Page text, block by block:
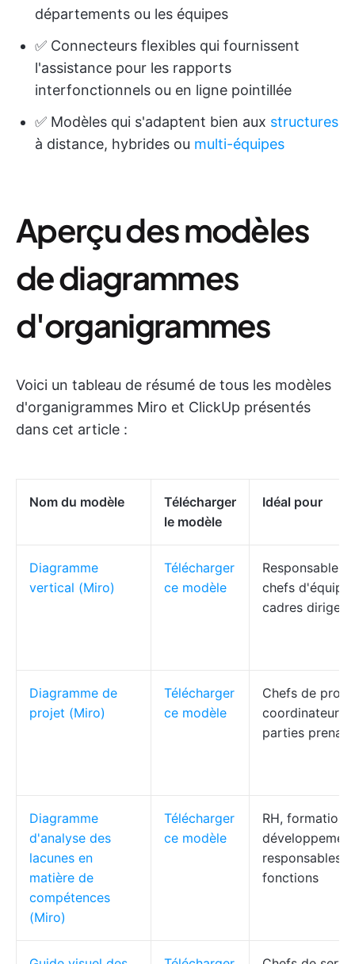
départements ou les équipes
✅ Connecteurs flexibles qui fournissent
l'assistance pour les rapports
interfonctionnels ou en ligne pointillée
✅ Modèles qui s'adaptent bien aux structures
à distance, hybrides ou multi-équipes
Aperçu des modèles
de diagrammes
d'organigrammes
Voici un tableau de résumé de tous les modèles
d'organigrammes Miro et ClickUp présentés
dans cet article :
Nom du modèle
Télécharger
le modèle
Idéal pour
Diagramme
vertical (Miro)
Télécharger
ce modèle
Responsables
chefs d'équipe,
cadres
Diagramme de
projet (Miro)
Télécharger
ce modèle
Chefs de
coordinateurs,
parties
Diagramme
d'analyse des
lacunes en
matière de
compétences
(Miro)
Télécharger
ce modèle
RH, formation
responsables
fonctions